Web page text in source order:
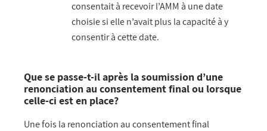
consentait à recevoir l’AMM à une date
choisie si elle n’avait plus la capacité à y
consentir à cette date.
Que se passe-t-il après la soumission d’une
renonciation au consentement final ou lorsque
celle-ci est en place?
Une fois la renonciation au consentement final